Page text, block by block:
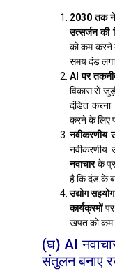
2030 तक
उत्सर्जन की
को कम करने
समय दंड
AI पर
विकास से
दंडित करना
करने के लिए
नवीकरणीय
नवीकरणीय
नवाचारके
है कि दंड के
उद्योग सहयोग
कार्यक्रमोंपर
खपत को कम
(घ) AI
संतुलन बनाए